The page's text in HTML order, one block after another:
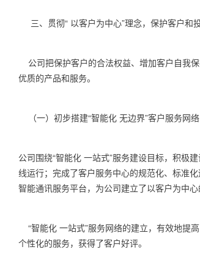
三、贯彻“ 以客户为中心”理念，保护客户和
公司把保护客户的合法权益、增加客户自我
优质的产品和服务。
（一）初步搭建“智能化 无边界”客户服务网
公司围绕“智能化 一站式”服务建设目标，积极
线运行；完成了客户服务中心的规范化、标准
智能通讯服务平台，为公司建立了以客户为中
“智能化 一站式”服务网络的建立，有效地提
个性化的服务，获得了客户好评。